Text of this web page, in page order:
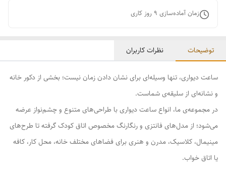
زمان آماده‌سازی 9 روز کاری
توضیحات نظرات کاربران
ساعت دیواری، تنها وسیله‌ای برای نشان دادن زمان نیست؛ بخشی از دکور خانه
و نشانه‌ای از سلیقه‌ی شماست.
در مجموعه‌ی ما، انواع ساعت دیواری با طراحی‌های متنوع و چشم‌نواز عرضه
می‌شود؛ از مدل‌های فانتزی و رنگارنگ مخصوص اتاق کودک گرفته تا طرح‌های
مینیمال، کلاسیک، مدرن و هنری برای فضاهای مختلف خانه، محل کار، کافه
یا اتاق خواب.